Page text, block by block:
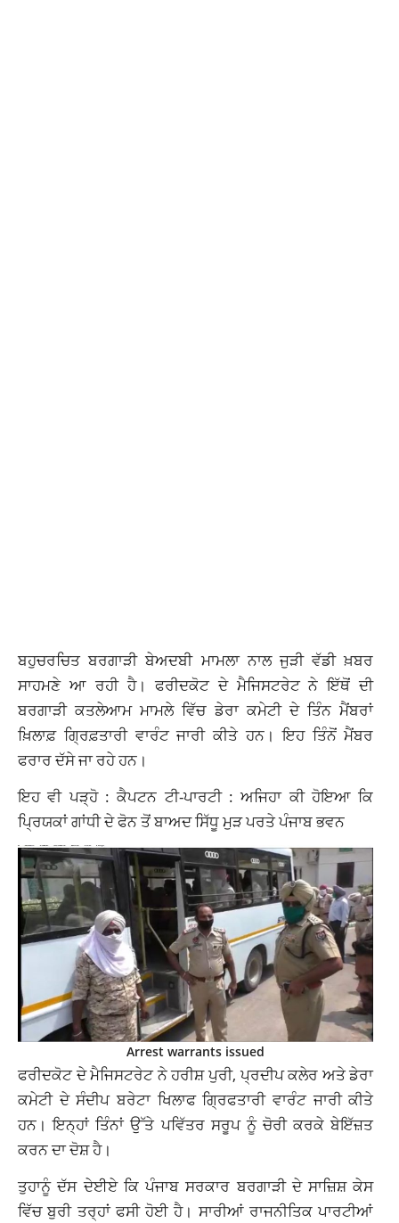
ਬਹੁਚਰਚਿਤ ਬਰਗਾੜੀ ਬੇਅਦਬੀ ਮਾਮਲਾ ਨਾਲ ਜੁੜੀ ਵੱਡੀ ਖ਼ਬਰ
ਸਾਹਮਣੇ ਆ ਰਹੀ ਹੈ। ਫਰੀਦਕੋਟ ਦੇ ਮੈਜਿਸਟਰੇਟ ਨੇ ਇੱਥੋਂ ਦੀ
ਬਰਗਾੜੀ ਕਤਲੇਆਮ ਮਾਮਲੇ ਵਿੱਚ ਡੇਰਾ ਕਮੇਟੀ ਦੇ ਤਿੰਨ ਮੈਂਬਰਾਂ
ਖ਼ਿਲਾਫ਼ ਗ੍ਰਿਫ਼ਤਾਰੀ ਵਾਰੰਟ ਜਾਰੀ ਕੀਤੇ ਹਨ। ਇਹ ਤਿੰਨੋਂ ਮੈਂਬਰ
ਫਰਾਰ ਦੱਸੇ ਜਾ ਰਹੇ ਹਨ।
ਇਹ ਵੀ ਪੜ੍ਹੋ :ਕੈਪਟਨ ਟੀ-ਪਾਰਟੀ : ਅਜਿਹਾ ਕੀ ਹੋਇਆ ਕਿ
ਪ੍ਰਿਯਕਾਂ ਗਾਂਧੀ ਦੇ ਫੋਨ ਤੋਂ ਬਾਅਦ ਸਿੱਧੂ ਮੁੜ ਪਰਤੇ ਪੰਜਾਬ ਭਵਨ
Arrest warrants issued
ਫਰੀਦਕੋਟ ਦੇ ਮੈਜਿਸਟਰੇਟ ਨੇ ਹਰੀਸ਼ ਪੁਰੀ, ਪ੍ਰਦੀਪ ਕਲੇਰ ਅਤੇ ਡੇਰਾ
ਕਮੇਟੀ ਦੇ ਸੰਦੀਪ ਬਰੇਟਾ ਖਿਲਾਫ ਗ੍ਰਿਫਤਾਰੀ ਵਾਰੰਟ ਜਾਰੀ ਕੀਤੇ
ਹਨ। ਇਨ੍ਹਾਂ ਤਿੰਨਾਂ ਉੱਤੇ ਪਵਿੱਤਰ ਸਰੂਪ ਨੂੰ ਚੋਰੀ ਕਰਕੇ ਬੇਇੱਜ਼ਤ
ਕਰਨ ਦਾ ਦੋਸ਼ ਹੈ।
ਤੁਹਾਨੂੰ ਦੱਸ ਦੇਈਏ ਕਿ ਪੰਜਾਬ ਸਰਕਾਰ ਬਰਗਾੜੀ ਦੇ ਸਾਜ਼ਿਸ਼ ਕੇਸ
ਵਿੱਚ ਬੁਰੀ ਤਰ੍ਹਾਂ ਫਸੀ ਹੋਈ ਹੈ। ਸਾਰੀਆਂ ਰਾਜਨੀਤਿਕ ਪਾਰਟੀਆਂ